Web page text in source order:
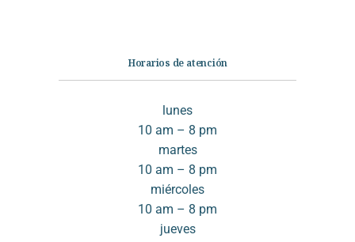
Horarios de atención
lunes
10 am – 8 pm
martes
10 am – 8 pm
miércoles
10 am – 8 pm
jueves